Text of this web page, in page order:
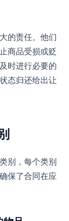
的责任。他们
商品受损或贬
时进行必要的
态归还给出让
别，每个类别
保了合同在应